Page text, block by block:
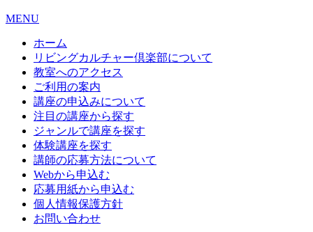
MENU
ホーム
リビングカルチャー倶楽部について
教室へのアクセス
ご利用の案内
講座の申込みについて
注目の講座から探す
ジャンルで講座を探す
体験講座を探す
講師の応募方法について
Webから申込む
応募用紙から申込む
個人情報保護方針
お問い合わせ